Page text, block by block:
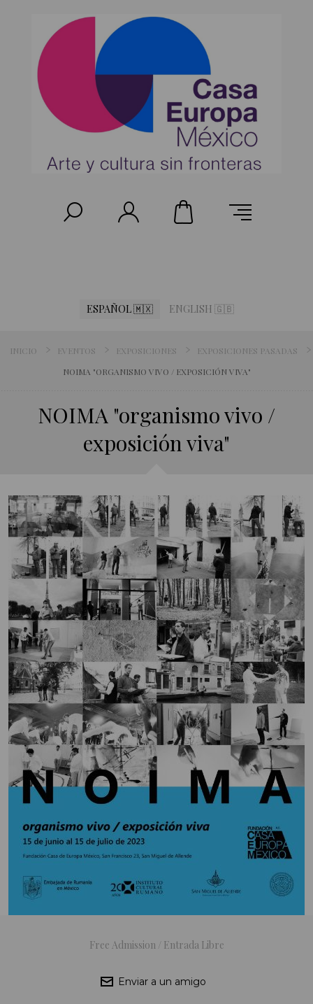
ESPAÑOL 🇲🇽 ENGLISH 🇬🇧
INICIO EVENTOS EXPOSICIONES
EXPOSICIONES PASADAS
NOIMA "ORGANISMO VIVO / EXPOSICIÓN VIVA"
NOIMA "organismo vivo /
exposición viva"
Free Admission / Entrada Libre
Enviar a un amigo